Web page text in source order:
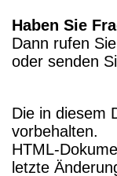
Haben Sie
Dann rufen
oder senden
Die in diesem
vorbehalten.
HTML-
letzte